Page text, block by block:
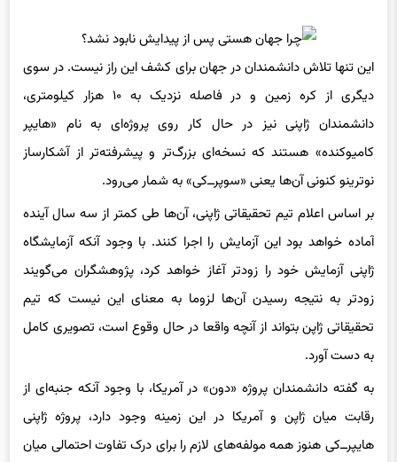
این تنها تلاش دانشمندان در جهان برای کشف این راز نیست. در سوی
دیگری از کره زمین و در فاصله نزدیک به ۱۰ هزار کیلومتری،
دانشمندان ژاپنی نیز در حال کار روی پروژه‌ای به نام «هایپر
کامیوکنده» هستند که نسخه‌ای بزرگ‌تر و پیشرفته‌تر از آشکارساز
نوترینو کنونی آن‌ها یعنی «سوپر‌ــ‌کی» به شمار می‌رود.
بر اساس اعلام تیم تحقیقاتی ژاپنی، آن‌ها طی کمتر از سه سال آینده
آماده خواهد بود این آزمایش را اجرا کنند. با وجود آنکه آزمایشگاه
ژاپنی آزمایش خود را زودتر آغاز خواهد کرد، پژوهشگران می‌گویند
زودتر به نتیجه رسیدن آن‌ها لزوما به معنای این نیست که تیم
تحقیقاتی ژاپن بتواند از آنچه واقعا در حال وقوع است، تصویری کامل
به دست آورد.
به گفته دانشمندان پروژه «دون» در آمریکا، با وجود آنکه جنبه‌ای از
رقابت میان ژاپن و آمریکا در این زمینه وجود دارد، پروژه ژاپنی
هایپر‌ــ‌کی هنوز همه مولفه‌های لازم را برای درک تفاوت احتمالی میان